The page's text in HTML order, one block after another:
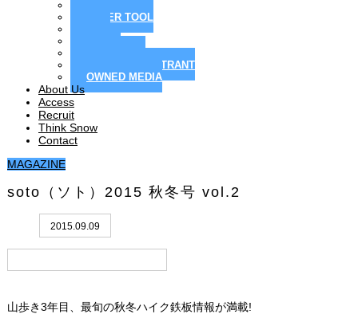
PAPER TOOL
RESORT / RESTRANT
OWNED MEDIA
About Us
Access
Recruit
Think Snow
Contact
MAGAZINE
soto（ソト）2015 秋冬号 vol.2
2015.09.09
山歩き3年目、最旬の秋冬ハイク鉄板情報が満載!